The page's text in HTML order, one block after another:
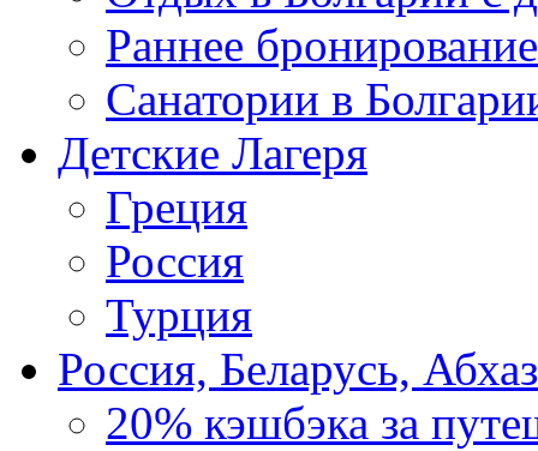
Раннее
Санатории в
Детские Лагеря
Греция
Россия
Турция
Россия, Беларусь,
20% кэшбэка за